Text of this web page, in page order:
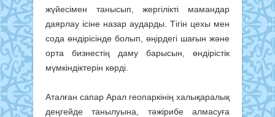
жүйесімен танысып, жергілікті мамандар
даярлау ісіне назар аударды. Тігін цехы мен
сода өндірісінде болып, өңірдегі шағын және
орта бизнестің даму барысын, өндірістік
мүмкіндіктерін көрді.
Аталған сапар Арал геопаркінің халықаралық
деңгейде танылуына, тәжірибе алмасуға